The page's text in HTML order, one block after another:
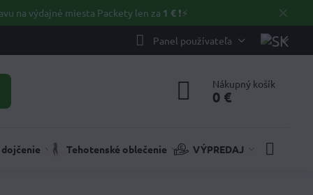
✕
na výdajné miesta Packety len za 1 €❗⚡️
Panel používateľa
Nákupný košík
0 €
dojčenie Tehotenské oblečenie VÝPREDAJ